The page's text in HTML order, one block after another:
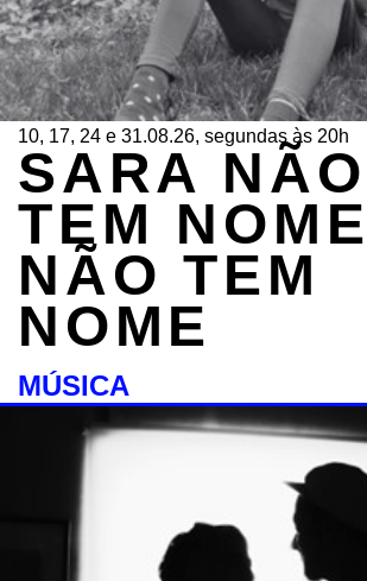
10, 17, 24 e 31.08.26, segundas às 20h
SARA NÃO
TEM
NÃO TEM
NOME
MÚSICA